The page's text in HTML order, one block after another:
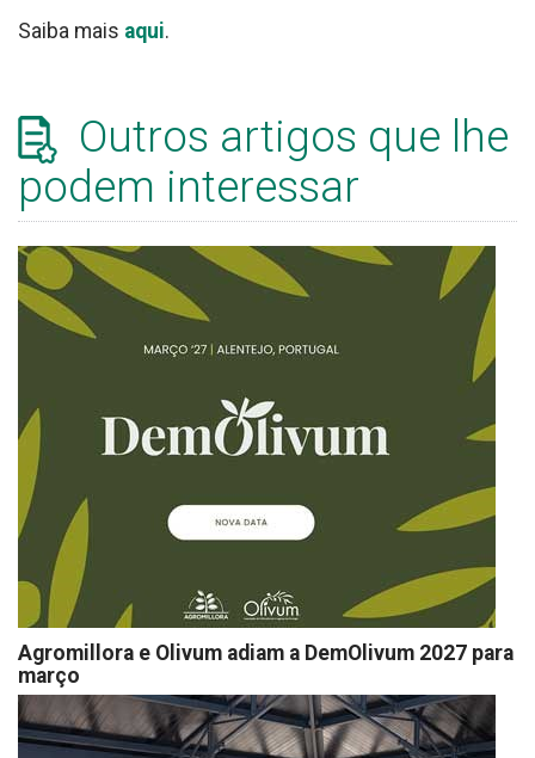
Saiba mais aqui.
Outros artigos que lhe
podem interessar
Agromillora e Olivum adiam a DemOlivum 2027 para
março